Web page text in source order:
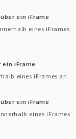
Gottesdienst und
Jahren wurde das
Mitglied
ein, dass die
von Jesus
Kirche.
im neuen Glauben
die
ein iFrame
eines iFrames
ein iFrame
eines iFrames an.
ein iFrame
eines iFrames